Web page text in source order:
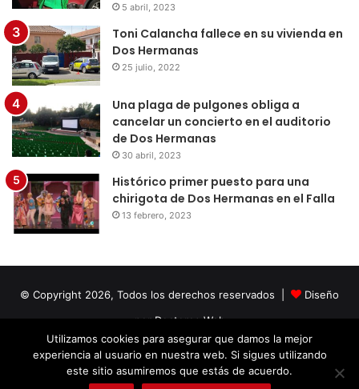
5 abril, 2023
Toni Calancha fallece en su vivienda en
Dos Hermanas
25 julio, 2022
Una plaga de pulgones obliga a
cancelar un concierto en el auditorio
de Dos Hermanas
30 abril, 2023
Histórico primer puesto para una
chirigota de Dos Hermanas en el Falla
13 febrero, 2023
© Copyright 2026, Todos los derechos reservados |
Diseño
por Doctores Web
Facebook
TwitterLinkedInYouTubeInstagram
Utilizamos cookies para asegurar que damos la mejor
experiencia al usuario en nuestra web. Si sigues utilizando
este sitio asumiremos que estás de acuerdo.